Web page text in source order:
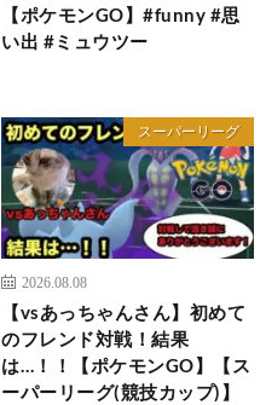
【ポケモンGO】#funny #思
い出 #ミュウツー
スーパーリーグ
2026.08.08
【vsあっちゃんさん】初めて
のフレンド対戦！結果
は…！！【ポケモンGO】【ス
ーパーリーグ(競技カップ)】